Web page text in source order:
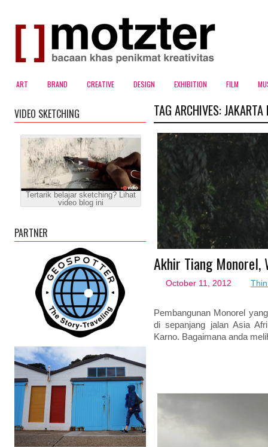
ART BRAND CREATIVE DESIGN EXHIBITION FILM
TAG ARCHIVES:JAKARTA
Akhir Tiang Monorel,
October 11, 2012
Pembangunan Monorel
di sepanjang jalan Asia
Karno. Bagaimana anda
VIDEO SKETCHING
Tertarik belajar sketching? Lihat
video blog ini
PARTNER